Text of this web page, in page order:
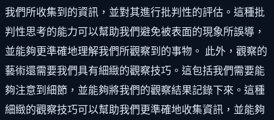
我們所收集到的資訊，並對其進行批判性的評估。這種批
判性思考的能力可以幫助我們避免被表面的現象所誤導，
並能夠更準確地理解我們所觀察到的事物。 此外，觀察的
藝術還需要我們具有細緻的觀察技巧。這包括我們需要能
夠注意到細節，並能夠將我們的觀察結果記錄下來。這種
細緻的觀察技巧可以幫助我們更準確地收集資訊，並能夠